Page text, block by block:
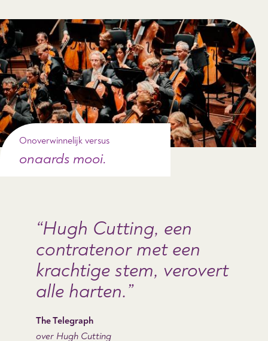
Onoverwinnelijk versus
onaards mooi.
Hugh Cutting, een
contratenor met een
krachtige stem, verovert
alle harten.
The Telegraph
over Hugh Cutting